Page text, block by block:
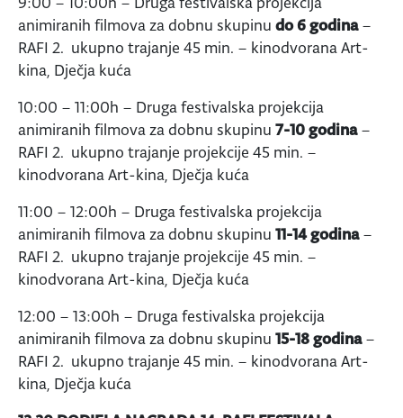
animiranih filmova za dobnu skupinu do 6 godina–
RAFI 2. ukupno trajanje 45 min. – kinodvorana Art-
kina, Dječja kuća
10:00 – 11:00h – Druga festivalska projekcija
animiranih filmova za dobnu skupinu 7-10 godina–
RAFI 2. ukupno trajanje projekcije 45 min. –
kinodvorana Art-kina, Dječja kuća
11:00 – 12:00h – Druga festivalska projekcija
animiranih filmova za dobnu skupinu 11-14 godina–
RAFI 2. ukupno trajanje projekcije 45 min. –
kinodvorana Art-kina, Dječja kuća
12:00 – 13:00h – Druga festivalska projekcija
animiranih filmova za dobnu skupinu 15-18 godina–
RAFI 2. ukupno trajanje 45 min. – kinodvorana Art-
kina, Dječja kuća